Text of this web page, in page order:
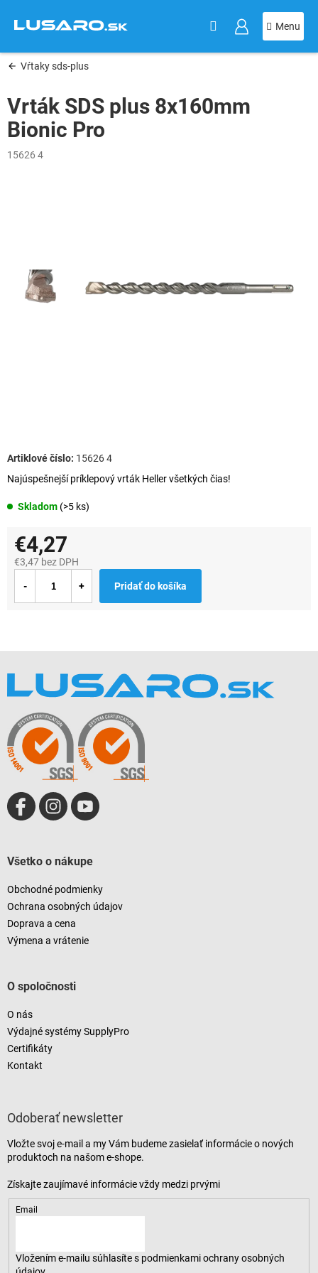
obsah
Vŕtaky sds-plus
Vrták SDS plus 8x160mm
Bionic Pro
15626 4
Skladom (>5 ks)
Najúspešnejší príklepový vrták Heller všetkých čias!
15626 4
€4,27
€3,47 bez DPH
cena:
Pridať do košíka
Všetko o nákupe
Obchodné podmienky
Ochrana osobných údajov
Doprava a cena
Výmena a vrátenie
O spoločnosti
O nás
Výdajné systémy SupplyPro
Certifikáty
Kontakt
Odoberať newsletter
Vložte svoj e-mail a my Vám budeme zasielať informácie o nových
produktoch na našom e-shope.
Email
Vložením e-mailu súhlasíte s podmienkami ochrany osobných